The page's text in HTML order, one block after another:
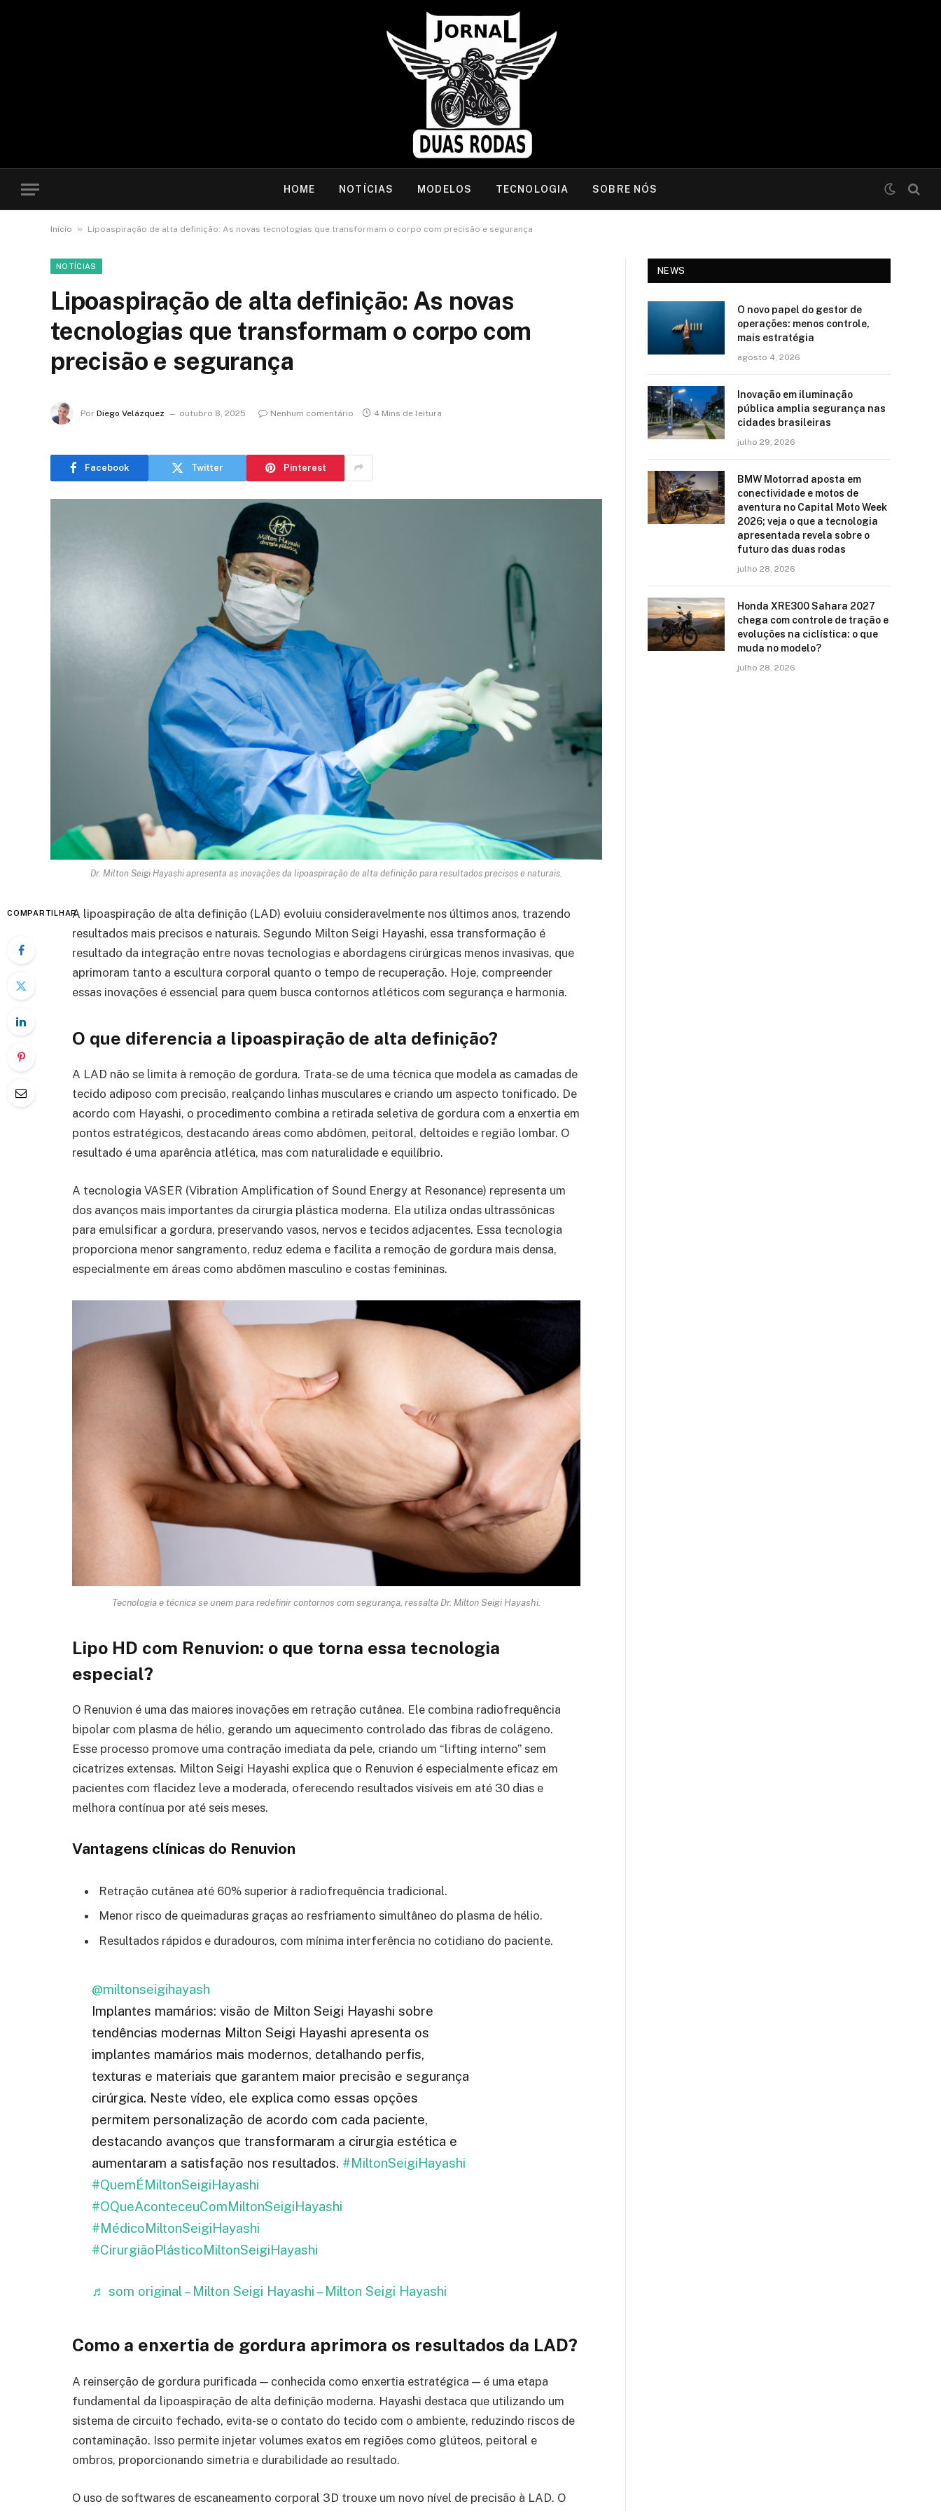
HOME NOTÍCIAS MODELOS TECNOLOGIA SOBRE NÓS
Início » Lipoaspiração de alta definição: As novas tecnologias que transformam o corpo com precisão e segurança
NOTÍCIAS
Lipoaspiração de alta definição: As novas
tecnologias que transformam o corpo com
precisão e segurança
Por Diego Velázquez outubro 8, 2025 Nenhum comentário 4 Mins de leitura
Facebook Twitter Pinterest
Dr. Milton Seigi Hayashi apresenta as inovações da lipoaspiração de alta definição para resultados precisos e naturais.
COMPARTILHARA lipoaspiração de alta definição (LAD) evoluiu consideravelmente nos últimos anos, trazendo
resultados mais precisos e naturais. Segundo Milton Seigi Hayashi, essa transformação é
resultado da integração entre novas tecnologias e abordagens cirúrgicas menos invasivas, que
aprimoram tanto a escultura corporal quanto o tempo de recuperação. Hoje, compreender
essas inovações é essencial para quem busca contornos atléticos com segurança e harmonia.
O que diferencia a lipoaspiração de alta definição?
A LAD não se limita à remoção de gordura. Trata-se de uma técnica que modela as camadas de
tecido adiposo com precisão, realçando linhas musculares e criando um aspecto tonificado. De
acordo com Hayashi, o procedimento combina a retirada seletiva de gordura com a enxertia em
pontos estratégicos, destacando áreas como abdômen, peitoral, deltoides e região lombar. O
resultado é uma aparência atlética, mas com naturalidade e equilíbrio.
A tecnologia VASER (Vibration Amplification of Sound Energy at Resonance) representa um
dos avanços mais importantes da cirurgia plástica moderna. Ela utiliza ondas ultrassônicas
para emulsificar a gordura, preservando vasos, nervos e tecidos adjacentes. Essa tecnologia
proporciona menor sangramento, reduz edema e facilita a remoção de gordura mais densa,
especialmente em áreas como abdômen masculino e costas femininas.
Tecnologia e técnica se unem para redefinir contornos com segurança, ressalta Dr. Milton Seigi Hayashi.
Lipo HD com Renuvion: o que torna essa tecnologia
especial?
O Renuvion é uma das maiores inovações em retração cutânea. Ele combina radiofrequência
bipolar com plasma de hélio, gerando um aquecimento controlado das fibras de colágeno.
Esse processo promove uma contração imediata da pele, criando um “lifting interno” sem
cicatrizes extensas. Milton Seigi Hayashi explica que o Renuvion é especialmente eficaz em
pacientes com flacidez leve a moderada, oferecendo resultados visíveis em até 30 dias e
melhora contínua por até seis meses.
Vantagens clínicas do Renuvion
Retração cutânea até 60% superior à radiofrequência tradicional.
Menor risco de queimaduras graças ao resfriamento simultâneo do plasma de hélio.
Resultados rápidos e duradouros, com mínima interferência no cotidiano do paciente.
@miltonseigihayash
Implantes mamários: visão de Milton Seigi Hayashi sobre
tendências modernas Milton Seigi Hayashi apresenta os
implantes mamários mais modernos, detalhando perfis,
texturas e materiais que garantem maior precisão e segurança
cirúrgica. Neste vídeo, ele explica como essas opções
permitem personalização de acordo com cada paciente,
destacando avanços que transformaram a cirurgia estética e
aumentaram a satisfação nos resultados. #MiltonSeigiHayashi
#QuemÉMiltonSeigiHayashi
#OQueAconteceuComMiltonSeigiHayashi
#MédicoMiltonSeigiHayashi
#CirurgiãoPlásticoMiltonSeigiHayashi
♬ som original – Milton Seigi Hayashi – Milton Seigi Hayashi
Como a enxertia de gordura aprimora os resultados da LAD?
A reinserção de gordura purificada — conhecida como enxertia estratégica — é uma etapa
fundamental da lipoaspiração de alta definição moderna. Hayashi destaca que utilizando um
sistema de circuito fechado, evita-se o contato do tecido com o ambiente, reduzindo riscos de
contaminação. Isso permite injetar volumes exatos em regiões como glúteos, peitoral e
ombros, proporcionando simetria e durabilidade ao resultado.
O uso de softwares de escaneamento corporal 3D trouxe um novo nível de precisão à LAD. O
NEWS
O novo papel do gestor de
operações: menos controle,
mais estratégia
agosto 4, 2026
Inovação em iluminação
pública amplia segurança nas
cidades brasileiras
julho 29, 2026
BMW Motorrad aposta em
conectividade e motos de
aventura no Capital Moto Week
2026; veja o que a tecnologia
apresentada revela sobre o
futuro das duas rodas
julho 28, 2026
Honda XRE300 Sahara 2027
chega com controle de tração e
evoluções na ciclística: o que
muda no modelo?
julho 28, 2026